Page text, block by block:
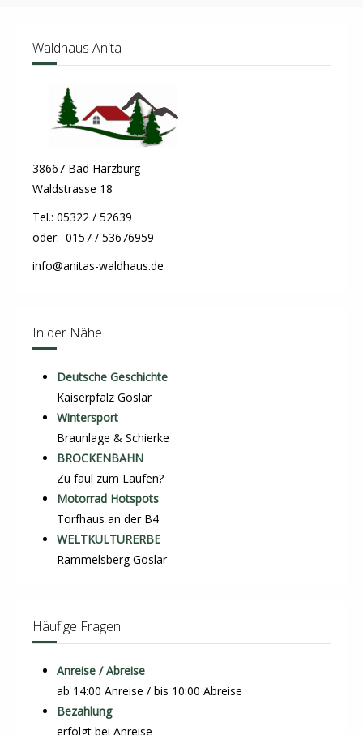
Waldhaus Anita
38667 Bad Harzburg
Waldstrasse 18
Tel.: 05322 / 52639
oder: 0157 / 53676959
info@anitas-waldhaus.de
In der Nähe
Deutsche Geschichte
Kaiserpfalz Goslar
Wintersport
Braunlage & Schierke
BROCKENBAHN
Zu faul zum Laufen?
Motorrad Hotspots
Torfhaus an der B4
WELTKULTURERBE
Rammelsberg Goslar
Häufige Fragen
Anreise / Abreise
ab 14:00 Anreise / bis 10:00 Abreise
Bezahlung
erfolgt bei Anreise